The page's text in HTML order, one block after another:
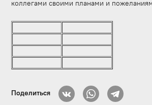
коллегами своими планами и
Поделиться